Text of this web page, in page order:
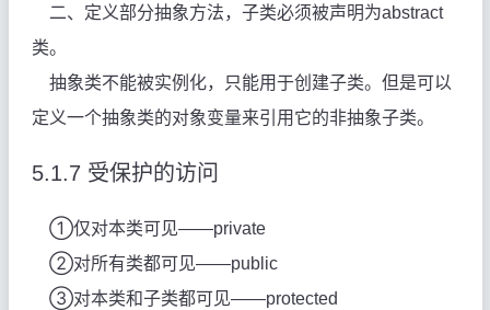
二、定义部分抽象方法，子类必须被声明为abstract
类。
抽象类不能被实例化，只能用于创建子类。但是可以
定义一个抽象类的对象变量来引用它的非抽象子类。
5.1.7 受保护的访问
①仅对本类可见――private
②对所有类都可见――public
③对本类和子类都可见――protected